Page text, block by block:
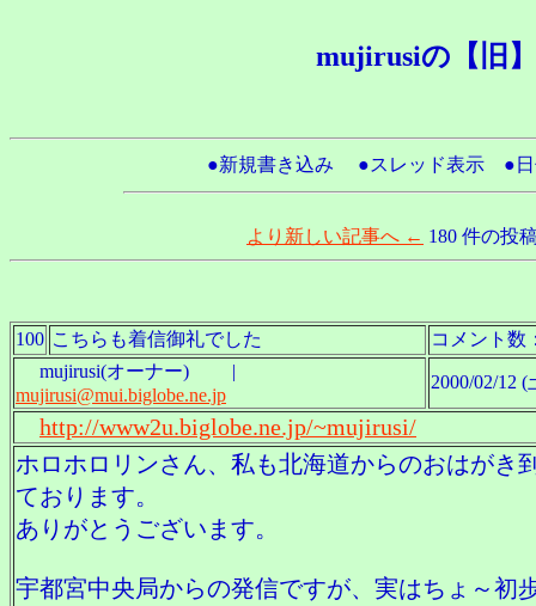
mujirusiの【旧
●新規書き込み ●スレッド表示 ●
より新しい記事へ ← 180 件の投
100 こちらも着信御礼でした
コメント
mujirusi(オーナー) |
mujirusi@mui.biglobe.ne.jp
2000/02/12 (
http://www2u.biglobe.ne.jp/~mujirusi/
ホロホロリンさん、私も北海道からのおはがき
ております。
ありがとうございます。
宇都宮中央局からの発信ですが、実はちょ～初